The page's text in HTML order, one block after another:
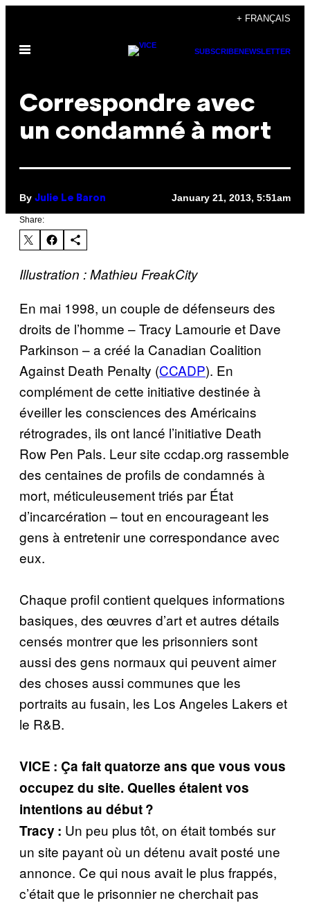
content
+ FRANÇAIS
Open
SUBSCRIBENEWSLETTER
Correspondre avec
un condamné à mort
By Julie Le Baron January 21, 2013, 5:51am
Share:
Illustration : Mathieu FreakCity
En mai 1998, un couple de défenseurs des
droits de l’homme – Tracy Lamourie et Dave
Parkinson – a créé la Canadian Coalition
Against Death Penalty (CCADP). En
complément de cette initiative destinée à
éveiller les consciences des Américains
rétrogrades, ils ont lancé l’initiative Death
Row Pen Pals. Leur site ccdap.org rassemble
des centaines de profils de condamnés à
mort, méticuleusement triés par État
d’incarcération – tout en encourageant les
gens à entretenir une correspondance avec
eux.
Chaque profil contient quelques informations
basiques, des œuvres d’art et autres détails
censés montrer que les prisonniers sont
aussi des gens normaux qui peuvent aimer
des choses aussi communes que les
portraits au fusain, les Los Angeles Lakers et
le R&B.
VICE : Ça fait quatorze ans que vous vous
occupez du site. Quelles étaient vos
intentions au début ?
Tracy : Un peu plus tôt, on était tombés sur
un site payant où un détenu avait posté une
annonce. Ce qui nous avait le plus frappés,
c’était que le prisonnier ne cherchait pas